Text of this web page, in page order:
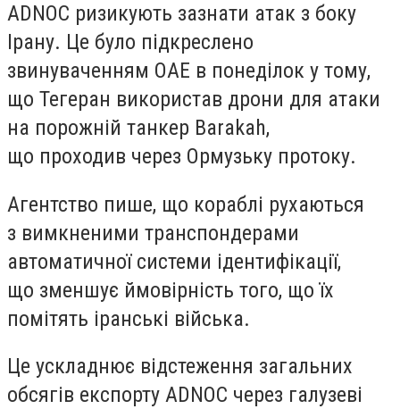
ADNOC ризикують зазнати атак з боку
Ірану. Це було підкреслено
звинуваченням ОАЕ в понеділок у тому,
що Тегеран використав дрони для атаки
на порожній танкер Barakah,
що проходив через Ормузьку протоку.
Агентство пише, що кораблі рухаються
з вимкненими транспондерами
автоматичної системи ідентифікації,
що зменшує ймовірність того, що їх
помітять іранські війська.
Це ускладнює відстеження загальних
обсягів експорту ADNOC через галузеві